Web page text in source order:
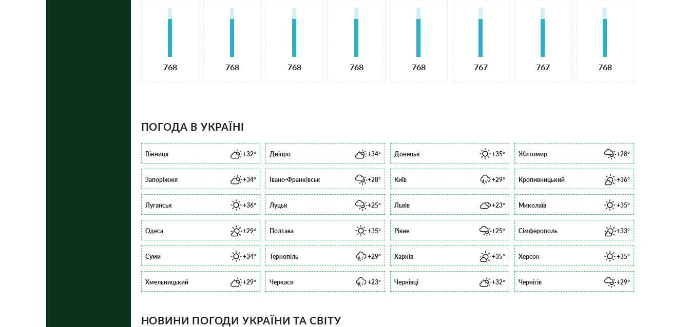
768 768 768 768 768 767 767 768
ПОГОДА В УКРАЇНІ
Вінниця +32° Дніпро +34° Донецьк +35° Житомир +28°
Запоріжжя +34° Івано-Франківськ +28° Київ +29° Кропивницький +36°
Луганськ +36° Луцьк +25° Львів +23° Миколаїв +35°
Одеса +29° Полтава +35° Рівне +25° Сімферополь +33°
Суми +34° Тернопіль +29° Харків +35° Херсон +35°
Хмельницький +29° Черкаси +23° Чернівці +32° Чернігів +29°
НОВИНИ ПОГОДИ УКРАЇНИ ТА СВІТУ